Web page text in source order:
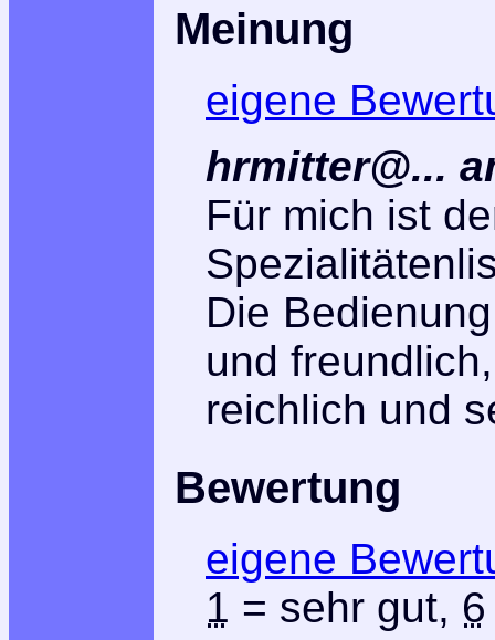
Meinung
eigene
hrmitter@...
Für mich ist
Die
und
reichlich und
Bewertung
eigene
1 = sehr gut, 6